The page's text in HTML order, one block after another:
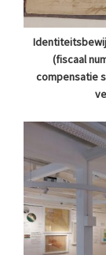
(fiscaal
compensatie